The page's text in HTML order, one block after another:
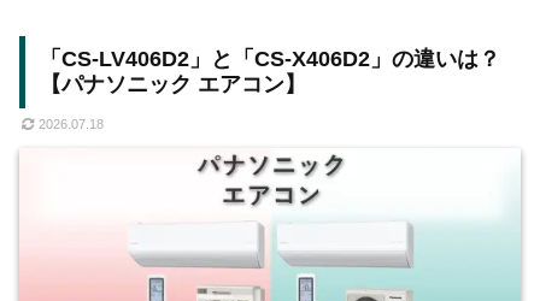
「CS-LV406D2」と「CS-X406D2」の違いは？
【パナソニック エアコン】
2026.07.18